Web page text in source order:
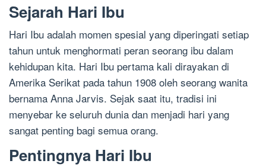
Sejarah Hari Ibu
Hari Ibu adalah momen spesial yang diperingati setiap
tahun untuk menghormati peran seorang ibu dalam
kehidupan kita. Hari Ibu pertama kali dirayakan di
Amerika Serikat pada tahun 1908 oleh seorang wanita
bernama Anna Jarvis. Sejak saat itu, tradisi ini
menyebar ke seluruh dunia dan menjadi hari yang
sangat penting bagi semua orang.
Pentingnya Hari Ibu